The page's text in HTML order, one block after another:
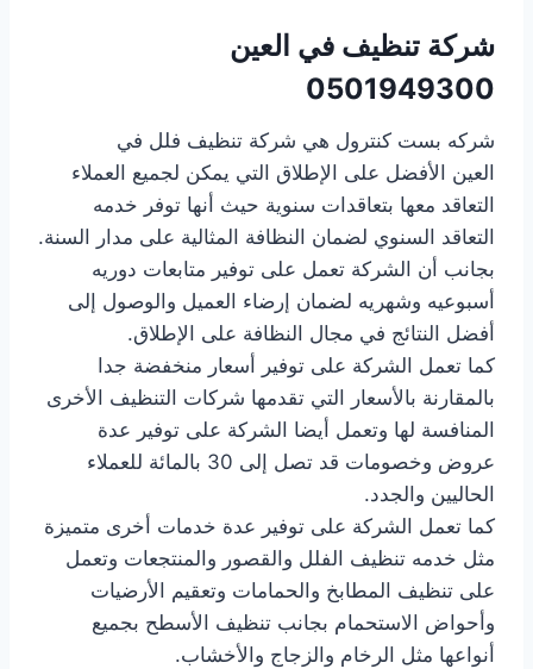
شركة تنظيف في العين
0501949300
شركه بست كنترول هي شركة تنظيف فلل في
العين الأفضل على الإطلاق التي يمكن لجميع العملاء
التعاقد معها بتعاقدات سنوية حيث أنها توفر خدمه
التعاقد السنوي لضمان النظافة المثالية على مدار السنة.
بجانب أن الشركة تعمل على توفير متابعات دوريه
أسبوعيه وشهريه لضمان إرضاء العميل والوصول إلى
أفضل النتائج في مجال النظافة على الإطلاق.
كما تعمل الشركة على توفير أسعار منخفضة جدا
بالمقارنة بالأسعار التي تقدمها شركات التنظيف الأخرى
المنافسة لها وتعمل أيضا الشركة على توفير عدة
عروض وخصومات قد تصل إلى 30 بالمائة للعملاء
الحاليين والجدد.
كما تعمل الشركة على توفير عدة خدمات أخرى متميزة
مثل خدمه تنظيف الفلل والقصور والمنتجعات وتعمل
على تنظيف المطابخ والحمامات وتعقيم الأرضيات
وأحواض الاستحمام بجانب تنظيف الأسطح بجميع
أنواعها مثل الرخام والزجاج والأخشاب.